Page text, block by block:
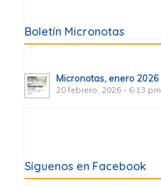
Boletín Micronotas
Micronotas, enero 2026
20 febrero, 2026 - 6:13 pm
Síguenos en Facebook